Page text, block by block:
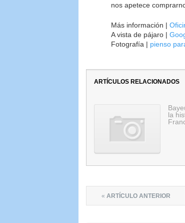
nos apetece
Más información |
A vista de pájaro |
Fotografía | pienso
ARTÍCULOS RELACIONADOS
la
« ARTÍCULO ANTERIOR